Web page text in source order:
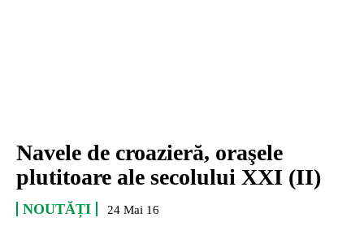
Navele de croazieră, oraşele
plutitoare ale secolului XXI (II)
NOUTĂȚI 24 Mai 16